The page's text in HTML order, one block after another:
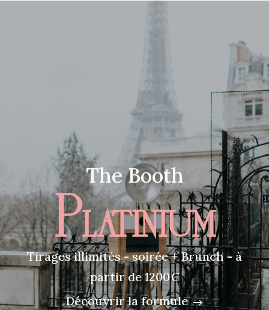
The Booth
Platinium
Tirages illimités - soirée + Brunch - à
partir de 1200€
Découvrir la formule